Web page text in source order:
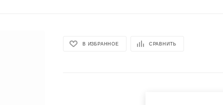
В ИЗБРАННОЕ СРАВНИТЬ